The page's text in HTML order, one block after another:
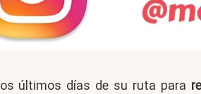
últimos días de su ruta para